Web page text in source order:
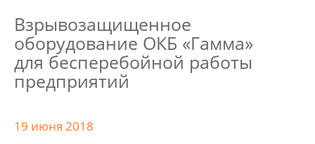
Взрывозащищенное
оборудование ОКБ «Гамма»
для бесперебойной работы
предприятий
19 июня 2018